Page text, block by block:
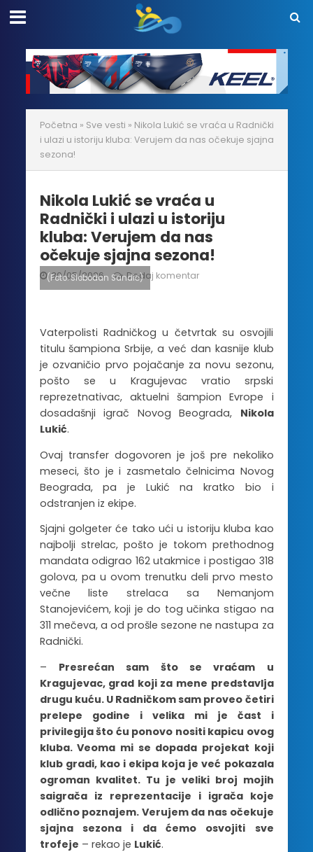
Početna » Sve vesti » Nikola Lukić se vraća u Radnički
i ulazi u istoriju kluba: Verujem da nas očekuje sjajna
sezona!
Nikola Lukić se vraća u
Radnički i ulazi u istoriju
kluba: Verujem da nas
očekuje sjajna sezona!
30/05/2026 Dodaj komentar
(Foto: Slobodan Sandić)
Vaterpolisti Radničkog u četvrtak su osvojili
titulu šampiona Srbije, a već dan kasnije klub
je ozvaničio prvo pojačanje za novu sezonu,
pošto se u Kragujevac vratio srpski
reprezetnativac, aktuelni šampion Evrope i
dosadašnji igrač Novog Beograda, Nikola
Lukić.
Ovaj transfer dogovoren je još pre nekoliko
meseci, što je i zasmetalo čelnicima Novog
Beograda, pa je Lukić na kratko bio i
odstranjen iz ekipe.
Sjajni golgeter će tako ući u istoriju kluba kao
najbolji strelac, pošto je tokom prethodnog
mandata odigrao 162 utakmice i postigao 318
golova, pa u ovom trenutku deli prvo mesto
večne liste strelaca sa Nemanjom
Stanojevićem, koji je do tog učinka stigao na
311 mečeva, a od prošle sezone ne nastupa za
Radnički.
– Presrećan sam što se vraćam u
Kragujevac, grad koji za mene predstavlja
drugu kuću. U Radničkom sam proveo četiri
prelepe godine i velika mi je čast i
privilegija što ću ponovo nositi kapicu ovog
kluba. Veoma mi se dopada projekat koji
klub gradi, kao i ekipa koja je već pokazala
ogroman kvalitet. Tu je veliki broj mojih
saigrača iz reprezentacije i igrača koje
odlično poznajem. Verujem da nas očekuje
sjajna sezona i da ćemo osvojiti sve
trofeje – rekao je Lukić.